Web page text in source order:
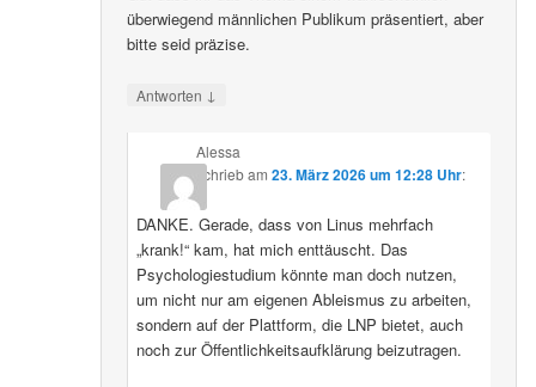
überwiegend männlichen Publikum präsentiert, aber
bitte seid präzise.
Antworten ↓
Alessa
schriebam 23. März 2026 um 12:28 Uhr:
DANKE. Gerade, dass von Linus mehrfach
„krank!“ kam, hat mich enttäuscht. Das
Psychologiestudium könnte man doch nutzen,
um nicht nur am eigenen Ableismus zu arbeiten,
sondern auf der Plattform, die LNP bietet, auch
noch zur Öffentlichkeitsaufklärung beizutragen.